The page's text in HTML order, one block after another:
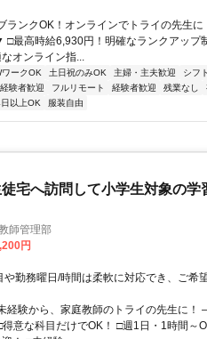
ランクOK！オンラインでトライの先
最高時給6,930円！明確なランクアップ
オンライン指...
ークOK 土日祝のみOK 主婦・主夫歓迎 シフ
験者歓迎 フルリモート 経験者歓迎 残業なし
以上OK 服装自由
徒宅へ訪問して小学生対象の
師管理部
円
や勤務曜日/時間は柔軟に対応でき、ご希
経験から、家庭教師のトライの先生に
意な科目だけでOK！ □週1日・1時間～